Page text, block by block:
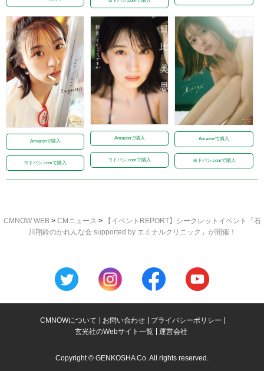
Amazonで購入
ヨドバシ.comで購入
Amazonで購入
ヨドバシ.comで購入
Amazonで購入
ヨドバシ.comで購入
CMNOW WEB> CMニュース >
【イベントREPORT】シークレットイベント「石
川翔鈴のかれんな会 supported by エミナルクリニック」が開催！
CMNOWについて お問い合わせ
プライバシーポリシー
玄光社のWebサイト一覧
運営会社
Copyright © GENKOSHA Co. All rights reserved.